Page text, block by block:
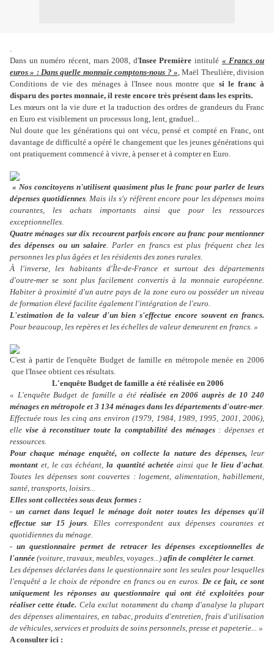
.
Dans un numéro récent, mars 2008, d'Insee Première intitulé « Francs ou
euros » : Dans quelle monnaie comptons-nous ? », Maël Theulière, division
Conditions de vie des ménages à l'Insee nous montre que si le franc à
disparu des portes monnaie, il reste encore très présent dans les esprits.
Les mœurs ont la vie dure et la traduction des ordres de grandeurs du Franc
en Euro est visiblement un processus long, lent, graduel...
Nul doute que les générations qui ont vécu, pensé et compté en Franc, ont
davantage de difficulté a opéré le changement que les jeunes générations qui
ont pratiquement commencé à vivre, à penser et à compter en Euro.
« Nos concitoyens n'utilisent quasiment plus le franc pour parler de leurs
dépenses quotidiennes. Mais ils s'y réfèrent encore pour les dépenses moins
courantes, les achats importants ainsi que pour les ressources
exceptionnelles.
Quatre ménages sur dix recourent parfois encore au franc pour mentionner
des dépenses ou un salaire. Parler en francs est plus fréquent chez les
personnes les plus âgées et les résidents des zones rurales.
À l'inverse, les habitants d'Île-de-France et surtout des départements
d'outre-mer se sont plus facilement convertis à la monnaie européenne.
Habiter à proximité d'un autre pays de la zone euro ou posséder un niveau
de formation élevé facilite également l'intégration de l'euro.
L'estimation de la valeur d'un bien s'effectue encore souvent en francs.
Pour beaucoup, les repères et les échelles de valeur demeurent en francs. »
C'est à partir de l'enquête Budget de famille en métropole menée en 2006
que l'Insee obtient ces résultats.
L'enquête Budget de famille a été réalisée en 2006
« L'enquête Budget de famille a été réalisée en 2006 auprès de 10 240
ménages en métropole et 3 134 ménages dans les départements d'outre-mer.
Effectuée tous les cinq ans environ (1979, 1984, 1989, 1995, 2001, 2006),
elle vise à reconstituer toute la comptabilité des ménages: dépenses et
ressources.
Pour chaque ménage enquêté, on collecte la nature des dépenses, leur
montant et, le cas échéant,la quantité achetéeainsi que le lieu d'achat.
Toutes les dépenses sont couvertes : logement, alimentation, habillement,
santé, transports, loisirs...
Elles sont collectées sous deux formes :
-un carnet dans lequel le ménage doit noter toutes les dépenses qu'il
effectue sur 15 jours. Elles correspondent aux dépenses courantes et
quotidiennes du ménage.
-un questionnaire permet de retracer les dépenses exceptionnelles de
l'année (voiture, travaux, meubles, voyages...) afin de compléter le carnet.
Les dépenses déclarées dans le questionnaire sont les seules pour lesquelles
l'enquêté a le choix de répondre en francs ou en euros. De ce fait, ce sont
uniquement les réponses au questionnaire qui ont été exploitées pour
réaliser cette étude. Cela exclut notamment du champ d'analyse la plupart
des dépenses alimentaires, en tabac, produits d'entretien, frais d'utilisation
de véhicules, services et produits de soins personnels, presse et papeterie... »
A consulter ici :